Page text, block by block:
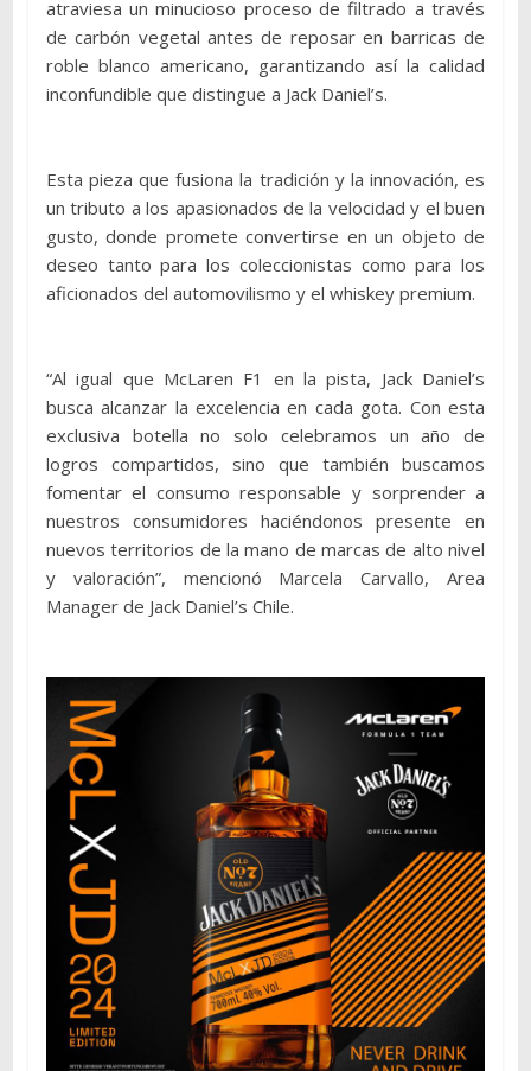
atraviesa un minucioso proceso de filtrado a través
de carbón vegetal antes de reposar en barricas de
roble blanco americano, garantizando así la calidad
inconfundible que distingue a Jack Daniel’s.
Esta pieza que fusiona la tradición y la innovación, es
un tributo a los apasionados de la velocidad y el buen
gusto, donde promete convertirse en un objeto de
deseo tanto para los coleccionistas como para los
aficionados del automovilismo y el whiskey premium.
“Al igual que McLaren F1 en la pista, Jack Daniel’s
busca alcanzar la excelencia en cada gota. Con esta
exclusiva botella no solo celebramos un año de
logros compartidos, sino que también buscamos
fomentar el consumo responsable y sorprender a
nuestros consumidores haciéndonos presente en
nuevos territorios de la mano de marcas de alto nivel
y valoración”, mencionó Marcela Carvallo, Area
Manager de Jack Daniel’s Chile.